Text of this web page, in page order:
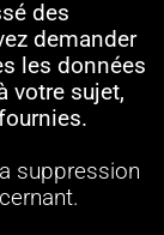
des
demander
les données
votre sujet,
suppression